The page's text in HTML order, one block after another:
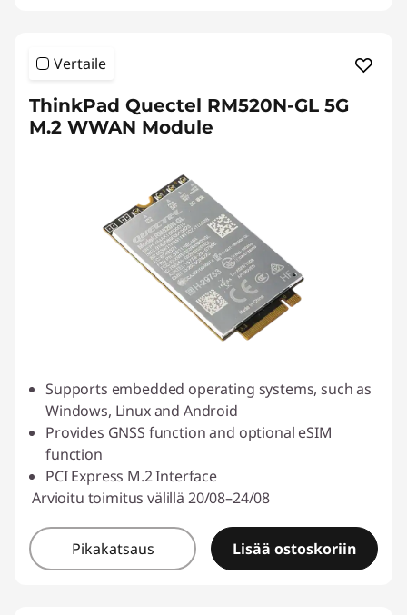
Vertaile
ThinkPad Quectel RM520N-GL 5G
M.2 WWAN Module
Supports embedded operating systems, such as
Windows, Linux and Android
Provides GNSS function and optional eSIM
function
PCI Express M.2 Interface
Arvioitu toimitus välillä 20/08–24/08
Pikakatsaus Lisää ostoskoriin